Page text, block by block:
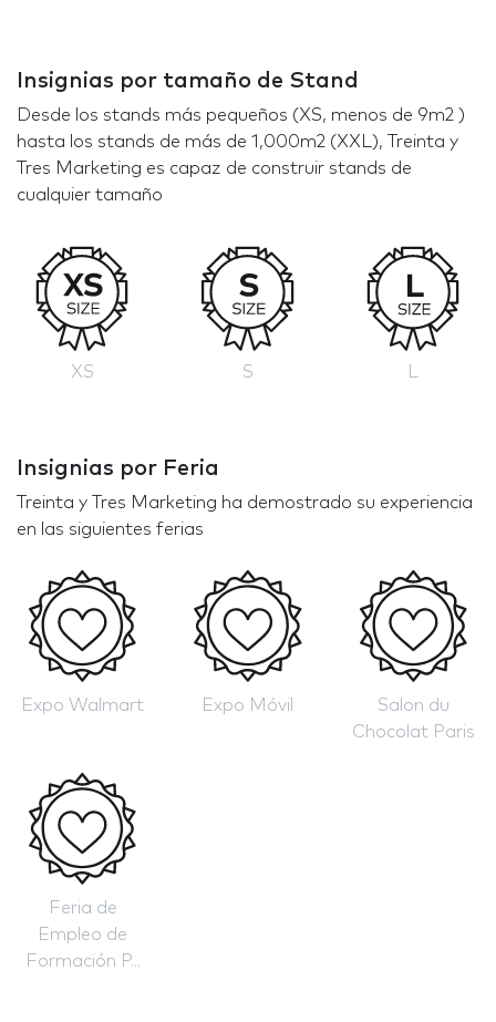
Insignias por tamaño de Stand
Desde los stands más pequeños (XS, menos de 9m2 )
hasta los stands de más de 1,000m2 (XXL), Treinta y
Tres Marketing es capaz de construir stands de
cualquier tamaño
XS S
Insignias por Feria
Treinta y Tres Marketing ha demostrado su experiencia
en las siguientes ferias
Expo Walmart Expo Móvil
Salon du
Chocolat Paris
Feria de
Empleo de
Formación P...